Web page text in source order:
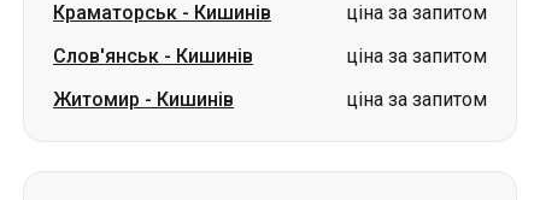
Краматорськ - Кишинів
ціна за запитом
Слов'янськ - Кишинів
ціна за запитом
Житомир - Кишинів ціна за запитом